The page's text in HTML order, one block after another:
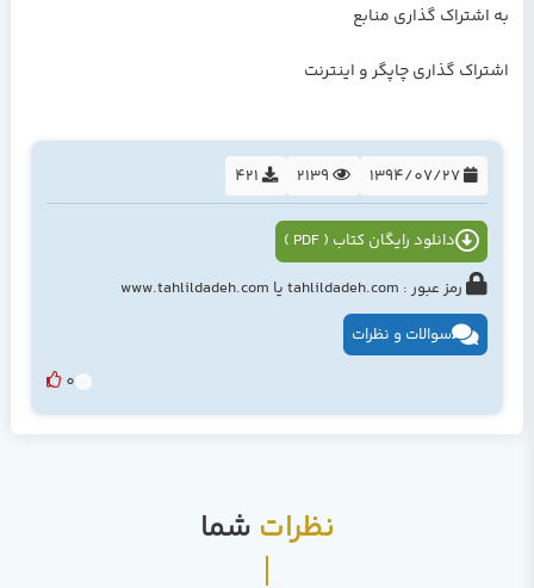
به اشتراک گذاری منابع
اشتراک گذاری چاپگر و اینترنت
1394/07/27
421
دانلود رایگان کتاب ( PDF )
رمز عبور : tahlildadeh.com یا www.tahlildadeh.com
سوالات و نظرات
0
نظرات شما